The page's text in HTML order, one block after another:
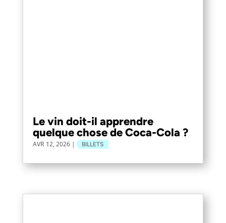
Le vin doit-il apprendre
quelque chose de Coca-Cola ?
AVR 12, 2026| BILLETS